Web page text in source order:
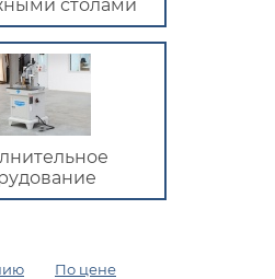
столами
По цене